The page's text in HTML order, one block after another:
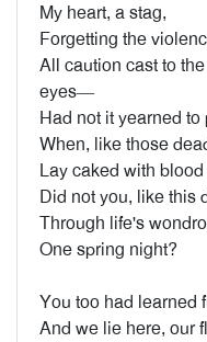
My heart, a stag,
Forgetting the
All caution cast to
eyes—
Had not it yearned to
When, like those
Lay caked with
Did not you, like this
Through life's
One spring night?
You too had learned
And we lie here, our